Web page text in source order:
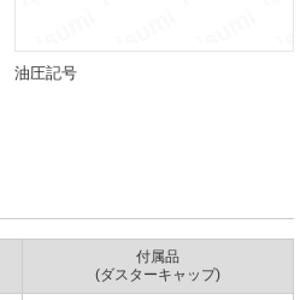
油圧記号
付属品
(ダスターキャップ)